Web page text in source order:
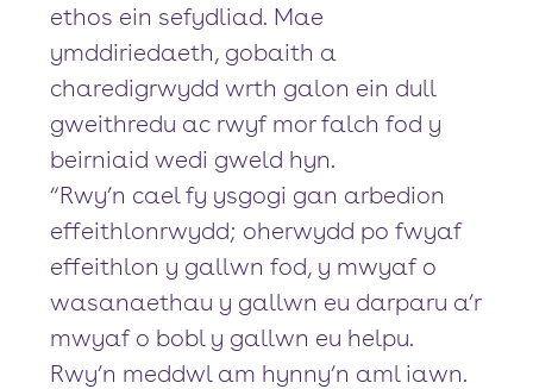
ethos ein sefydliad. Mae
ymddiriedaeth, gobaith a
charedigrwydd wrth galon ein dull
gweithredu ac rwyf mor falch fod y
beirniaid wedi gweld hyn.
“Rwy’n cael fy ysgogi gan arbedion
effeithlonrwydd; oherwydd po fwyaf
effeithlon y gallwn fod, y mwyaf o
wasanaethau y gallwn eu darparu a’r
mwyaf o bobl y gallwn eu helpu.
Rwy’n meddwl am hynny’n aml iawn.